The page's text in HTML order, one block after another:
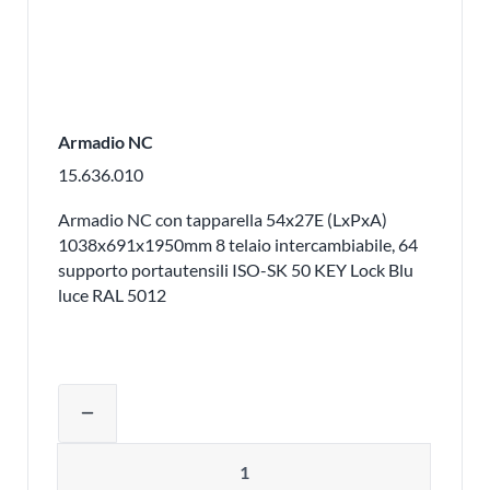
Armadio NC
15.636.010
Armadio NC con tapparella 54x27E (LxPxA)
1038x691x1950mm 8 telaio intercambiabile, 64
supporto portautensili ISO-SK 50 KEY Lock Blu
luce RAL 5012
remove